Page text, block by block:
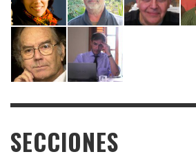
SECCIONES